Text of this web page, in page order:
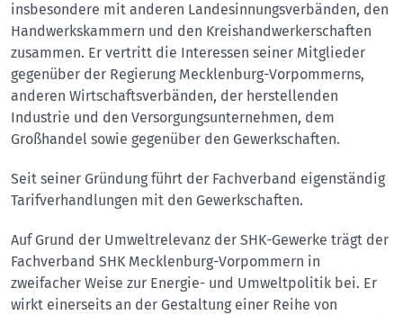
insbesondere mit anderen Landesinnungsverbänden, den
Handwerkskammern und den Kreishandwerkerschaften
zusammen. Er vertritt die Interessen seiner Mitglieder
gegenüber der Regierung Mecklenburg-Vorpommerns,
anderen Wirtschaftsverbänden, der herstellenden
Industrie und den Versorgungsunternehmen, dem
Großhandel sowie gegenüber den Gewerkschaften.
Seit seiner Gründung führt der Fachverband eigenständig
Tarifverhandlungen mit den Gewerkschaften.
Auf Grund der Umweltrelevanz der SHK-Gewerke trägt der
Fachverband SHK Mecklenburg-Vorpommern in
zweifacher Weise zur Energie- und Umweltpolitik bei. Er
wirkt einerseits an der Gestaltung einer Reihe von